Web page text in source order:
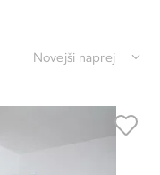
Novejši naprej